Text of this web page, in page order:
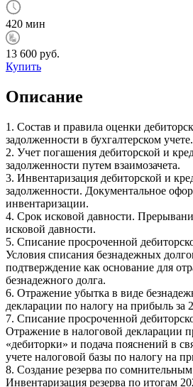
420 мин
13 600 руб.
Купить
Описание
1. Состав и правила оценки
задолженности в бухгалтерском учете.
2. Учет погашения дебиторской и
задолженности путем взаимозачета.
3. Инвентаризация дебиторской и
задолженности. Документальное
инвентаризации.
4. Срок исковой давности.
исковой давности.
5. Списание просроченной
Условия списания безнадежных
подтверждение как основание для
безнадежного долга.
6. Отражение убытка в виде
декларации по налогу на прибыль за
7. Списание просроченной
Отражение в налоговой декларации
«дебиторки» и подача пояснений в
учете налоговой базы по налогу на
8. Создание резерва по
Инвентаризация резерва по итогам